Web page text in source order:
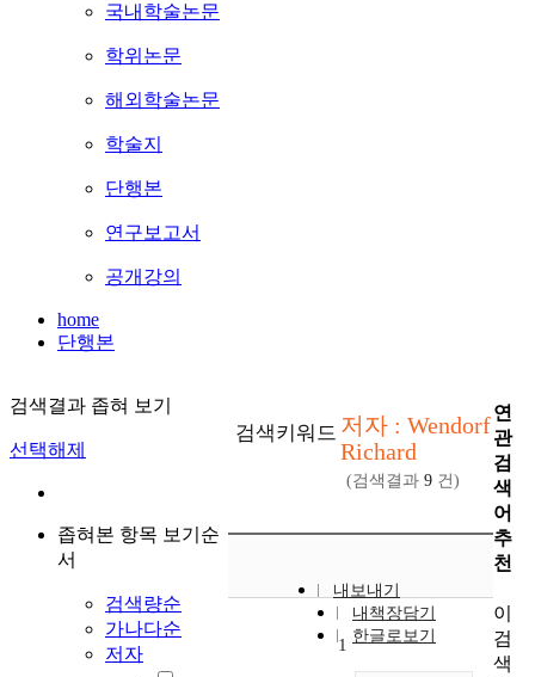
국내학술논문
학위논문
해외학술논문
학술지
단행본
연구보고서
공개강의
home
단행본
검색결과 좁혀 보기
선택해제
좁혀본 항목 보기순
서
검색량순
가나다순
저자
검색키워드 저자 : Wendorf
Richard
(검색결과 9 건)
내보내기
내책장담기
한글로보기
1
연
관
검
색
어
추
천
이
검
색